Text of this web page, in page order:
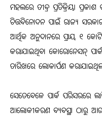
ମହଲରେ ତୀବ୍ର ପ୍ରତିକ୍ରିୟା
ଚିତ୍ତବିନୋଦନ ପାଇଁ ରାଜ୍ୟ
ଆର୍ଥିକ ଅନୁଦାନରେ ପ୍ରାୟ ୧
କରାଯାଇଥିବା କୋରୋନେସନ୍‍
ତାରିଖରେ ଲୋକାର୍ପଣ
ସେତେବେଳେ ପାର୍କ ପରିସରରେ
ଆଲୋକୀକରଣ ବ୍ୟବସ୍ଥା ଠାରୁ